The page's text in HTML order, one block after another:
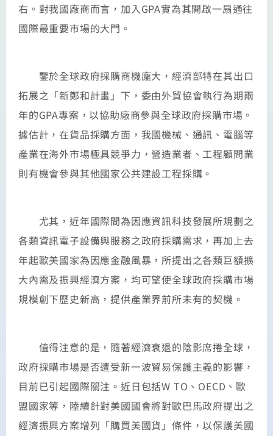
右。對我國廠商而言，加入GPA實為其開啟一扇通往
國際最重要市場的大門。
鑒於全球政府採購商機龐大，經濟部特在其出口
拓展之「新鄭和計畫」下，委由外貿協會執行為期兩
年的GPA專案，以協助廠商參與全球政府採購市場。
據估計，在貨品採購方面，我國機械、通訊、電腦等
產業在海外市場極具競爭力，營造業者、工程顧問業
則有機會參與其他國家公共建設工程採購。
尤其，近年國際間為因應資訊科技發展所規劃之
各類資訊電子設備與服務之政府採購需求，再加上去
年起歐美國家為因應金融風暴，所提出之各類巨額擴
大內需及振興經濟方案，均可望使全球政府採購市場
規模創下歷史新高，提供產業界前所未有的契機。
值得注意的是，隨著經濟衰退的陰影席捲全球，
政府採購市場是否遭受新一波貿易保護主義的影響，
目前已引起國際關注。近日包括W TO、OECD、歐
盟國家等，陸續針對美國國會將對歐巴馬政府提出之
經濟振興方案增列「購買美國貨」條件，以保護美國